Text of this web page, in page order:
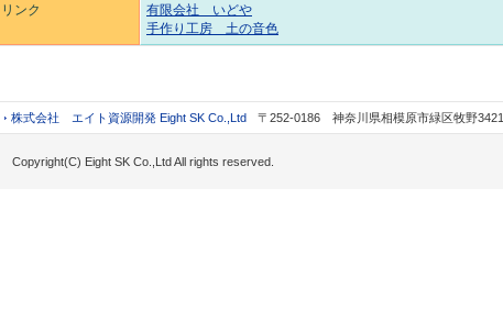
リンク
有限会社 いどや
手作り工房 土の音色
株式会社 エイト資源開発 Eight SK Co.,Ltd 〒252-0186 神奈川県相模原市緑区牧野3421
Copyright(C) Eight SK Co.,Ltd All rights reserved.